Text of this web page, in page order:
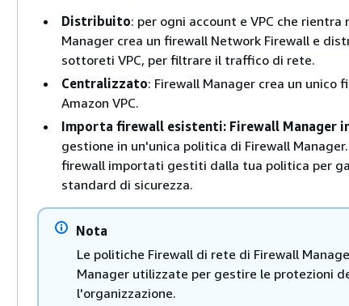
Distribuito: per ogni account e VPC che
Manager crea un firewall Network Firewall e
sottoreti VPC, per filtrare il traffico di rete.
Centralizzato: Firewall Manager crea un unico
Amazon VPC.
Importa firewall esistenti: Firewall Manager
gestione in un'unica politica di Firewall
firewall importati gestiti dalla tua politica per
standard di sicurezza.
Nota
Le politiche Firewall di rete di Firewall
Manager utilizzate per gestire le protezioni
l'organizzazione.